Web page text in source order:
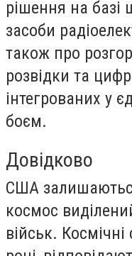
рішення на базі
засоби
також про
розвідки та
інтегрованих у
боєм.
Довідково
США
космос
військ.